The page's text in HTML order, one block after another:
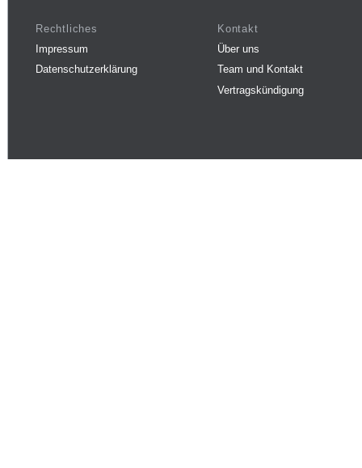
Rechtliches
Impressum
Datenschutzerklärung
Kontakt
Über uns
Team und Kontakt
Vertragskündigung